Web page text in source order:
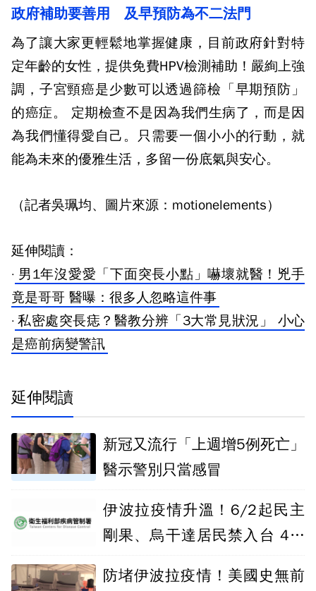
政府補助要善用 及早預防為不二法門
為了讓大家更輕鬆地掌握健康，目前政府針對特
定年齡的女性，提供免費HPV檢測補助！嚴絢上強
調，子宮頸癌是少數可以透過篩檢「早期預防」
的癌症。 定期檢查不是因為我們生病了，而是因
為我們懂得愛自己。只需要一個小小的行動，就
能為未來的優雅生活，多留一份底氣與安心。
（記者吳珮均、圖片來源：motionelements）
延伸閱讀：
· 男1年沒愛愛「下面突長小點」嚇壞就醫！兇手
竟是哥哥 醫曝：很多人忽略這件事
· 私密處突長痣？醫教分辨「3大常見狀況」 小心
是癌前病變警訊
延伸閱讀
新冠又流行「上週增5例死亡」
醫示警別只當感冒
伊波拉疫情升溫！6/2起民主
剛果、烏干達居民禁入台 4類
防堵伊波拉疫情！美國史無前